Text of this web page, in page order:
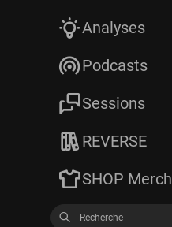
Analyses
Podcasts
Sessions
REVERSE
SHOP Merch